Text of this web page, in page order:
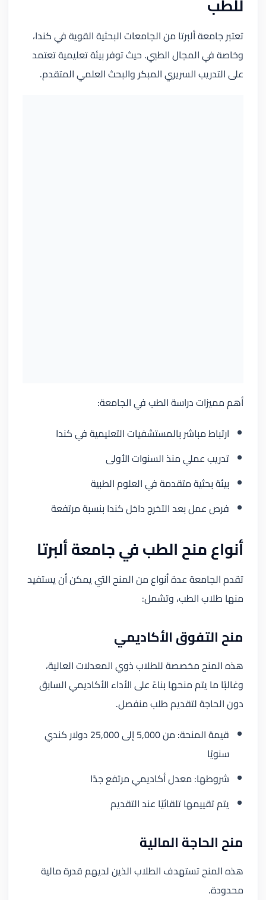
تعتبر جامعة ألبرتا من الجامعات البحثية القوية في كندا،
وخاصة في المجال الطبي. حيث توفر بيئة تعليمية تعتمد
على التدريب السريري المبكر والبحث العلمي المتقدم.
أهم مميزات دراسة الطب في الجامعة:
ارتباط مباشر بالمستشفيات التعليمية في كندا
تدريب عملي منذ السنوات الأولى
بيئة بحثية متقدمة في العلوم الطبية
فرص عمل بعد التخرج داخل كندا بنسبة مرتفعة
أنواع منح الطب في جامعة ألبرتا
تقدم الجامعة عدة أنواع من المنح التي يمكن أن يستفيد
منها طلاب الطب، وتشمل:
منح التفوق الأكاديمي
هذه المنح مخصصة للطلاب ذوي المعدلات العالية،
وغالبًا ما يتم منحها بناءً على الأداء الأكاديمي السابق
دون الحاجة لتقديم طلب منفصل.
قيمة المنحة: من 5,000 إلى 25,000 دولار كندي
سنويًا
شروطها: معدل أكاديمي مرتفع جدًا
يتم تقييمها تلقائيًا عند التقديم
منح الحاجة المالية
هذه المنح تستهدف الطلاب الذين لديهم قدرة مالية
محدودة.